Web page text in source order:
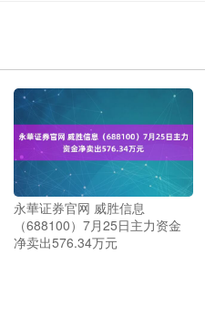
永華证券官网 威胜信息
（688100）7月25日主力资金
净卖出576.34万元